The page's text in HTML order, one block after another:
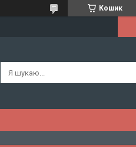
Кошик